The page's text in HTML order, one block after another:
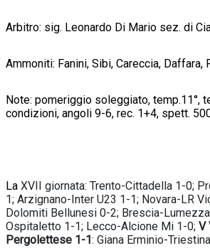
Arbitro: sig. Leonardo Di Mario sez. di
Ammoniti: Fanini, Sibi, Careccia, Daffara,
Note: pomeriggio soleggiato, temp.11°,
condizioni, angoli 9-6, rec. 1+4, spett.
La XVII giornata: Trento-Cittadella 1-0;
1; Arzignano-Inter U23 1-1; Novara-LR
Dolomiti Bellunesi 0-2; Brescia-
Ospitaletto 1-1; Lecco-Alcione Mi 1-0; V
Pergolettese 1-1: Giana Erminio-